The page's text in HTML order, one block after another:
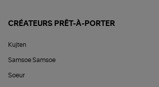
CRÉATEURS PRÊT-À-PORTER
Kujten
Samsoe Samsoe
Soeur